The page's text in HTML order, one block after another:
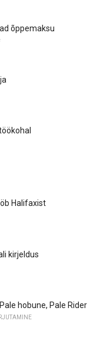
õppemaksu
Halifaxist
kirjeldus
hobune, Pale Rider